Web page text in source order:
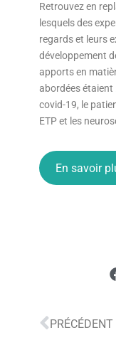
Retrouvez en
lesquels des
regards et leurs
développement
apports en
abordées étaient
covid-19, le
ETP et les
En savoir
PRÉCÉDENT